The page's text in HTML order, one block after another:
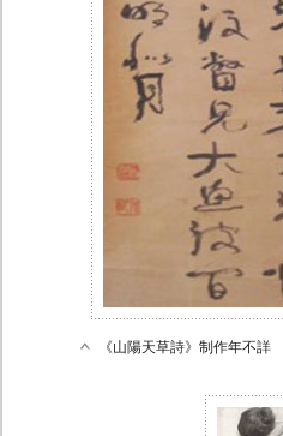
《山陽天草詩》制作年不